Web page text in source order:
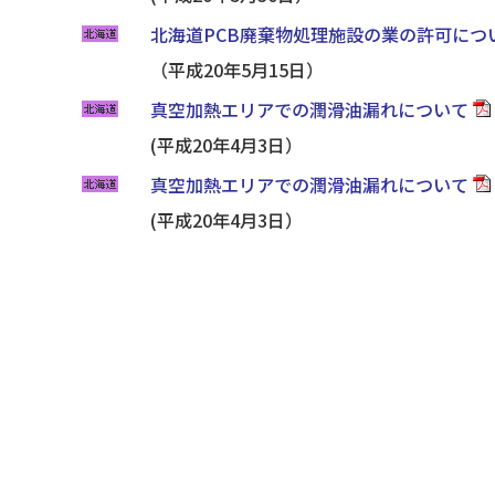
北海道PCB廃棄物処理施設の業の許可につ
（平成20年5月15日）
真空加熱エリアでの潤滑油漏れについて
(平成20年4月3日）
真空加熱エリアでの潤滑油漏れについて
(平成20年4月3日）